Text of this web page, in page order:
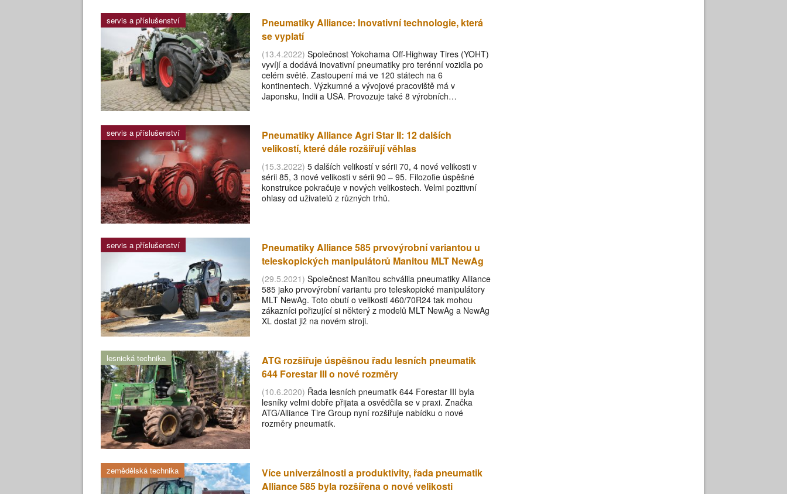
servis a příslušenství
Pneumatiky Alliance: Inovativní technologie, která
se vyplatí
(13.4.2022) Společnost Yokohama Off-Highway Tires (YOHT)
vyvíjí a dodává inovativní pneumatiky pro terénní vozidla po
celém světě. Zastoupení má ve 120 státech na 6
kontinentech. Výzkumné a vývojové pracoviště má v
Japonsku, Indii a USA. Provozuje také 8 výrobních…
servis a příslušenství
Pneumatiky Alliance Agri Star II: 12 dalších
velikostí, které dále rozšiřují věhlas
(15.3.2022) 5 dalších velikostí v sérii 70, 4 nové velikosti v
sérii 85, 3 nové velikosti v sérii 90 – 95. Filozofie úspěšné
konstrukce pokračuje v nových velikostech. Velmi pozitivní
ohlasy od uživatelů z různých trhů.
servis a příslušenství
Pneumatiky Alliance 585 prvovýrobní variantou u
teleskopických manipulátorů Manitou MLT NewAg
(29.5.2021) Společnost Manitou schválila pneumatiky Alliance
585 jako prvovýrobní variantu pro teleskopické manipulátory
MLT NewAg. Toto obutí o velikosti 460/70R24 tak mohou
zákazníci pořizující si některý z modelů MLT NewAg a NewAg
XL dostat již na novém stroji.
lesnická technika
ATG rozšiřuje úspěšnou řadu lesních pneumatik
644 Forestar III o nové rozměry
(10.6.2020) Řada lesních pneumatik 644 Forestar III byla
lesníky velmi dobře přijata a osvědčila se v praxi. Značka
ATG/Alliance Tire Group nyní rozšiřuje nabídku o nové
rozměry pneumatik.
zemědělská technika
Více univerzálnosti a produktivity, řada pneumatik
Alliance 585 byla rozšířena o nové velikosti